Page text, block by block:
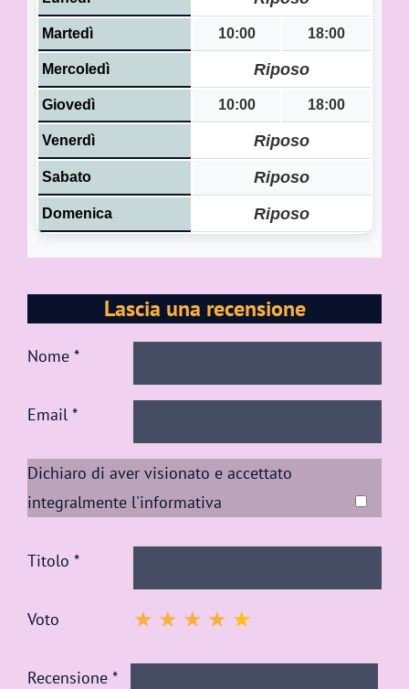
Lascia una recensione
Nome *
Email *
Dichiaro di aver visionato e accettato
integralmente l'informativa
Titolo *
Voto
Recensione *